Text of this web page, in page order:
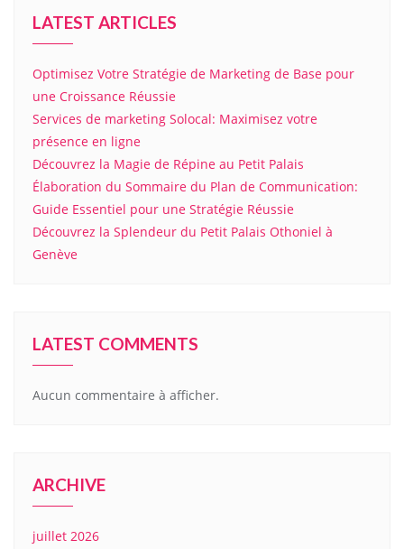
LATEST ARTICLES
Optimisez Votre Stratégie de Marketing de Base pour
une Croissance Réussie
Services de marketing Solocal: Maximisez votre
présence en ligne
Découvrez la Magie de Répine au Petit Palais
Élaboration du Sommaire du Plan de Communication:
Guide Essentiel pour une Stratégie Réussie
Découvrez la Splendeur du Petit Palais Othoniel à
Genève
LATEST COMMENTS
Aucun commentaire à afficher.
ARCHIVE
juillet 2026